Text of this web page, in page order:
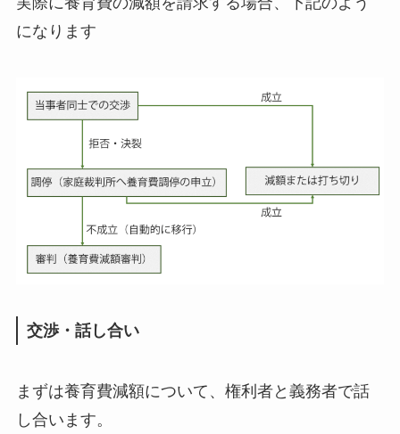
になります
交渉・話し合い
まずは養育費減額について、権利者と義務者で話
し合います。